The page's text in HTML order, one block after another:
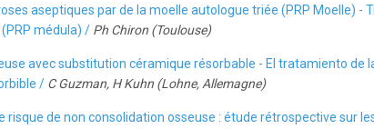
aseptiques par de la moelle autologue triée (PRP Moelle) -
médula) / Ph Chiron (Toulouse)
avec substitution céramique résorbable - El tratamiento de
/ C Guzman, H Kuhn (Lohne, Allemagne)
risque de non consolidation osseuse : étude rétrospective sur